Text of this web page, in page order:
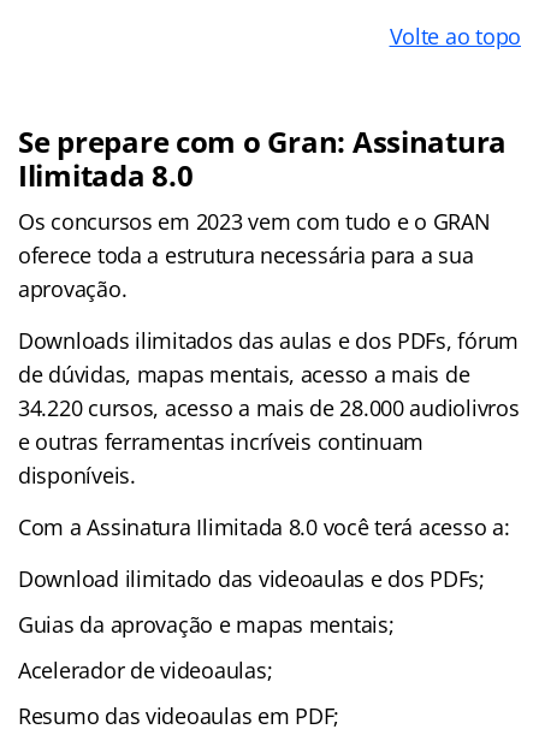
Volte ao topo
Se prepare com o Gran: Assinatura
Ilimitada 8.0
Os concursos em 2023 vem com tudo e o GRAN
oferece toda a estrutura necessária para a sua
aprovação.
Downloads ilimitados das aulas e dos PDFs, fórum
de dúvidas, mapas mentais, acesso a mais de
34.220 cursos, acesso a mais de 28.000 audiolivros
e outras ferramentas incríveis continuam
disponíveis.
Com a Assinatura Ilimitada 8.0 você terá acesso a:
Download ilimitado das videoaulas e dos PDFs;
Guias da aprovação e mapas mentais;
Acelerador de videoaulas;
Resumo das videoaulas em PDF;